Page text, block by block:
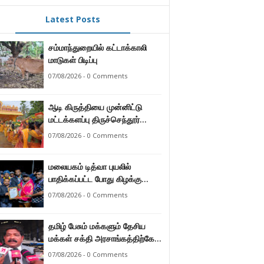
Latest Posts
சம்மாந்துறையில் கட்டாக்காலி
மாடுகள் பிடிப்பு
07/08/2026 - 0 Comments
ஆடி கிருத்தியை முன்னிட்டு
மட்டக்களப்பு திருச்செந்தூர்
முருகன் ஆலயத்தில் இடம்பெற்ற
07/08/2026 - 0 Comments
மலையகம் டித்வா புயலில்
பாதிக்கப்பட்ட போது கிழக்கு
மாகாண மக்கள் நீட்டிய
நுவரெலியா மாநகர சபை பிரதி
முதல்வர் எஸ். யோகராஜா
07/08/2026 - 0 Comments
தமிழ் பேசும் மக்களும் தேசிய
மக்கள் சக்தி அரசாங்கத்திற்கே
ஆணையளித்துள்ளனர் –
07/08/2026 - 0 Comments